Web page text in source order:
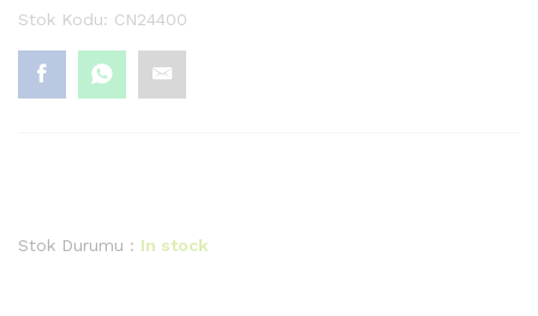
Stok Kodu: CN24400
Stok Durumu : In stock